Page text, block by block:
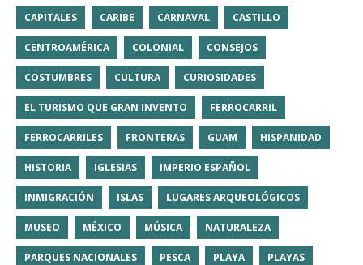
CAPITALES CARIBE CARNAVAL CASTILLO
CENTROAMÉRICA COLONIAL CONSEJOS
COSTUMBRES CULTURA CURIOSIDADES
EL TURISMO QUE GRAN INVENTO FERROCARRIL
FERROCARRILES FRONTERAS GUAM HISPANIDAD
HISTORIA IGLESIAS IMPERIO ESPAÑOL
INMIGRACIÓN ISLAS LUGARES ARQUEOLÓGICOS
MUSEO MÉXICO MÚSICA NATURALEZA
PARQUES NACIONALES PESCA PLAYA PLAYAS